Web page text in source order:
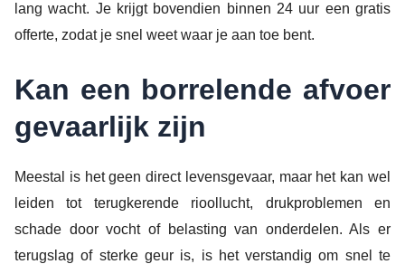
lang wacht. Je krijgt bovendien binnen 24 uur een gratis
offerte, zodat je snel weet waar je aan toe bent.
Kan een borrelende afvoer
gevaarlijk zijn
Meestal is het geen direct levensgevaar, maar het kan wel
leiden tot terugkerende rioollucht, drukproblemen en
schade door vocht of belasting van onderdelen. Als er
terugslag of sterke geur is, is het verstandig om snel te